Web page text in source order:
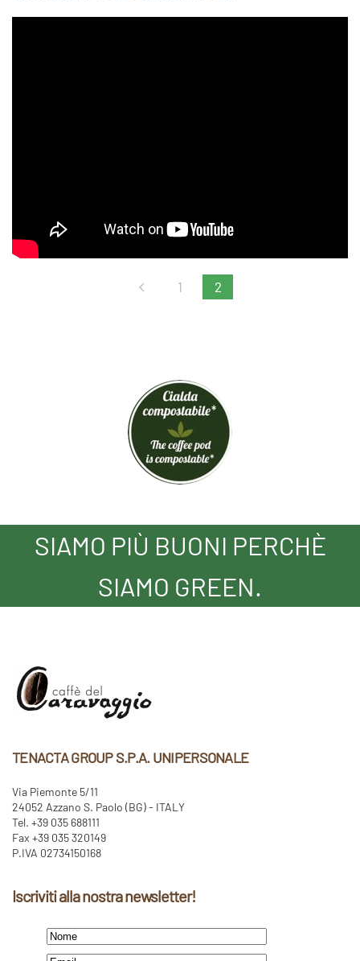
1 2
SIAMO PIÙ BUONI PERCHÈ
SIAMO GREEN.
TENACTA GROUP S.P.A. UNIPERSONALE
Via Piemonte 5/11
24052 Azzano S. Paolo (BG) - ITALY
Tel. +39 035 688111
Fax +39 035 320149
P.IVA 02734150168
Iscriviti alla nostra newsletter!